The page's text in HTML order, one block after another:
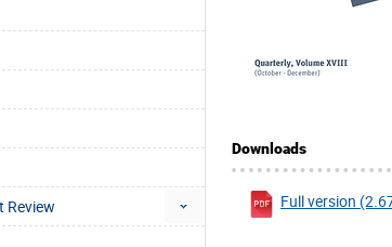
Review
Downloads
Full version